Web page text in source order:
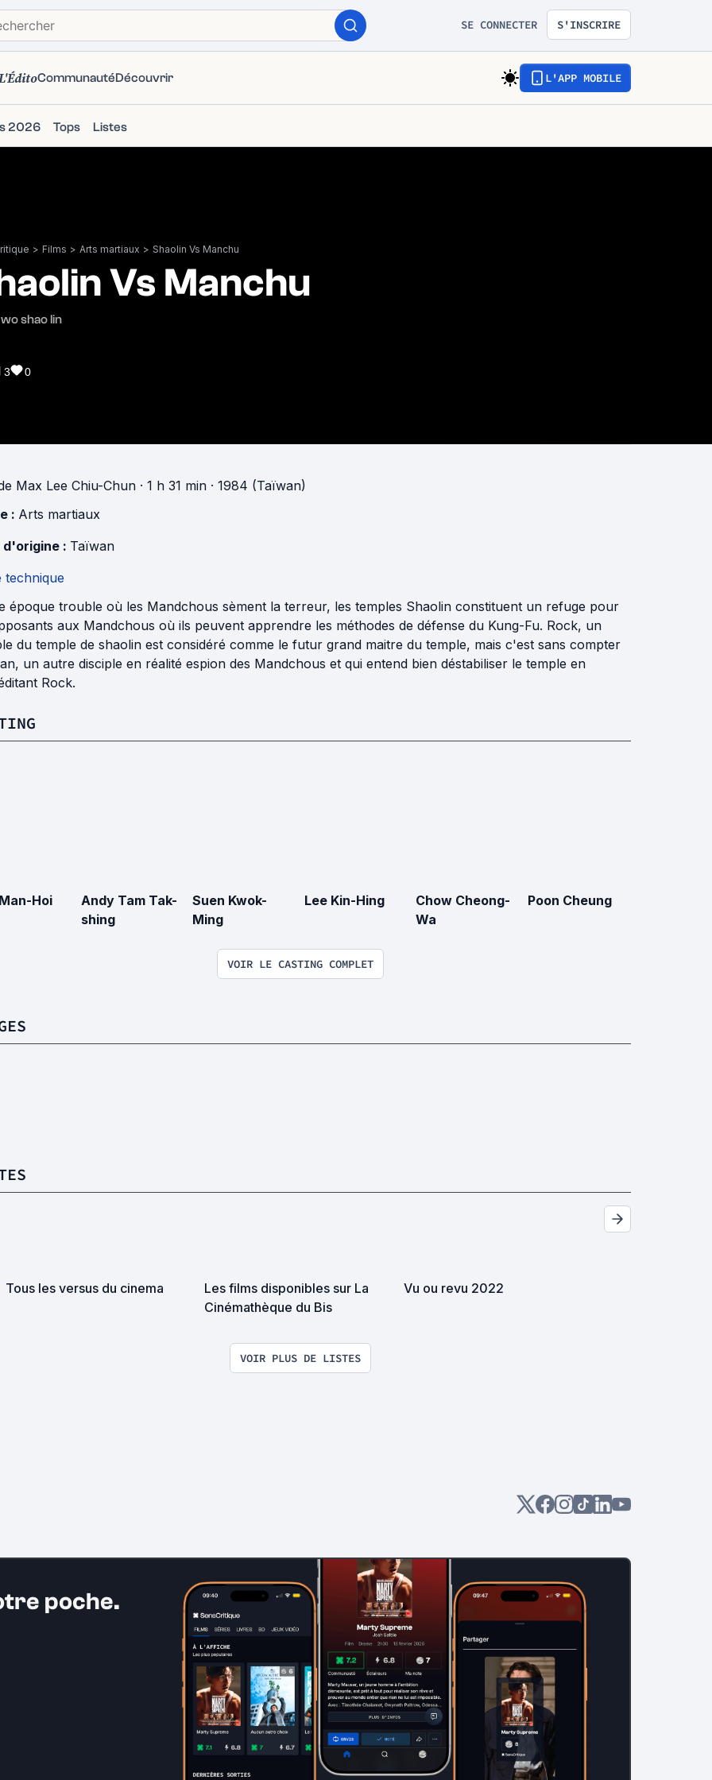
SE CONNECTER S'INSCRIRE
CommunautéDécouvrir L'APP MOBILE
2026 Tops Listes
> Films > Arts martiaux > Shaolin Vs Manchu
Vs Manchu
shao lin
3 0
Max Lee Chiu-Chun · 1 h 31 min · 1984 (Taïwan)
: Arts martiaux
d'origine : Taïwan
technique
époque trouble où les Mandchous sèment la terreur, les temples Shaolin constituent un refuge pour
aux Mandchous où ils peuvent apprendre les méthodes de défense du Kung-Fu. Rock, un
du temple de shaolin est considéré comme le futur grand maitre du temple, mais c'est sans compter
un autre disciple en réalité espion des Mandchous et qui entend bien déstabiliser le temple en
Rock.
Hoi
Andy Tam Tak-
shing
Suen Kwok-
Ming
Lee Kin-Hing
Chow Cheong-
Wa
Poon Cheung
VOIR LE CASTING COMPLET
Tous les versus du cinema
Les films disponibles sur La
Cinémathèque du Bis
Vu ou revu 2022
VOIR PLUS DE LISTES
poche.